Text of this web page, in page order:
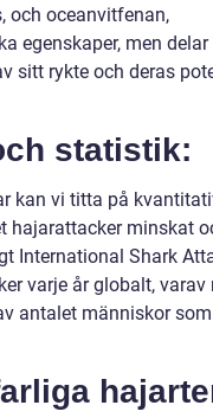
och oceanvitfenan,
egenskaper, men
sitt rykte och deras
statistik:
kan vi titta på
hajarattacker minskat
International Shark
varje år globalt, varav
antalet människor som